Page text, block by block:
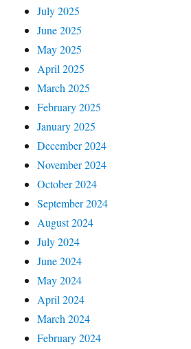
July 2025
June 2025
May 2025
April 2025
March 2025
February 2025
January 2025
December 2024
November 2024
October 2024
September 2024
August 2024
July 2024
June 2024
May 2024
April 2024
March 2024
February 2024